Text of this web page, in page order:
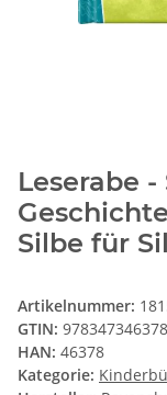
Leserabe
Silbe für
Artikelnummer:
GTIN:
HAN: 46378
Kategorie: